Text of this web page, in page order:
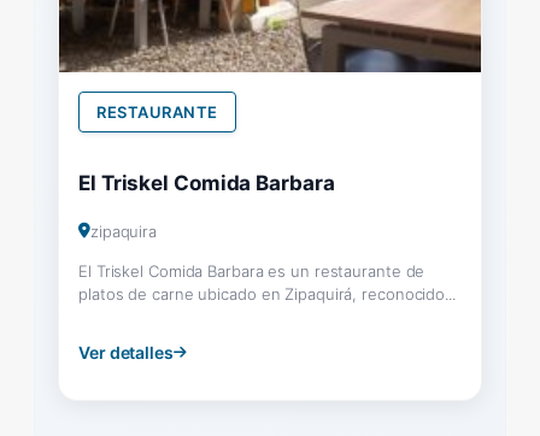
RESTAURANTE
El Triskel Comida Barbara
zipaquira
El Triskel Comida Barbara es un restaurante de
platos de carne ubicado en Zipaquirá, reconocido...
Ver detalles